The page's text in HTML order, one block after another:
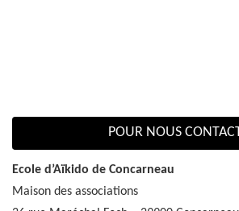
POUR NOUS
Ecole d’Aïkido de Concarneau
Maison des associations